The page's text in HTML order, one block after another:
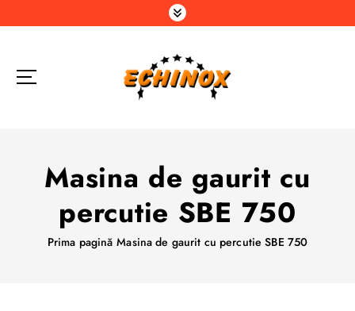
a
Masina de gaurit cu
percutie SBE 750
Prima pagină Masina de gaurit cu percutie SBE 750